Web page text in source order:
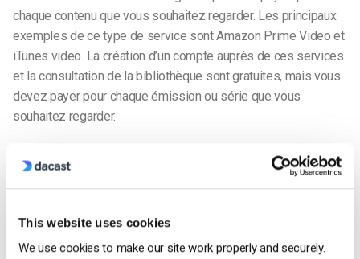
This website uses cookies
We use cookies to make our site work properly and securely.
chaque contenu que vous souhaitez regarder. Les principaux
exemples de ce type de service sont Amazon Prime Video et
iTunes video. La création d’un compte auprès de ces services
et la consultation de la bibliothèque sont gratuites, mais vous
devez payer pour chaque émission ou série que vous
souhaitez regarder.
Amazon Prime est en fait un modèle mixte, puisque les
utilisateurs peuvent soit payer un abonnement, soit acheter
l’accès aux émissions et aux films individuellement.
Ces services présentent certains avantages. D’une part, la
barrière à l’entrée est moins élevée que dans le cas de la